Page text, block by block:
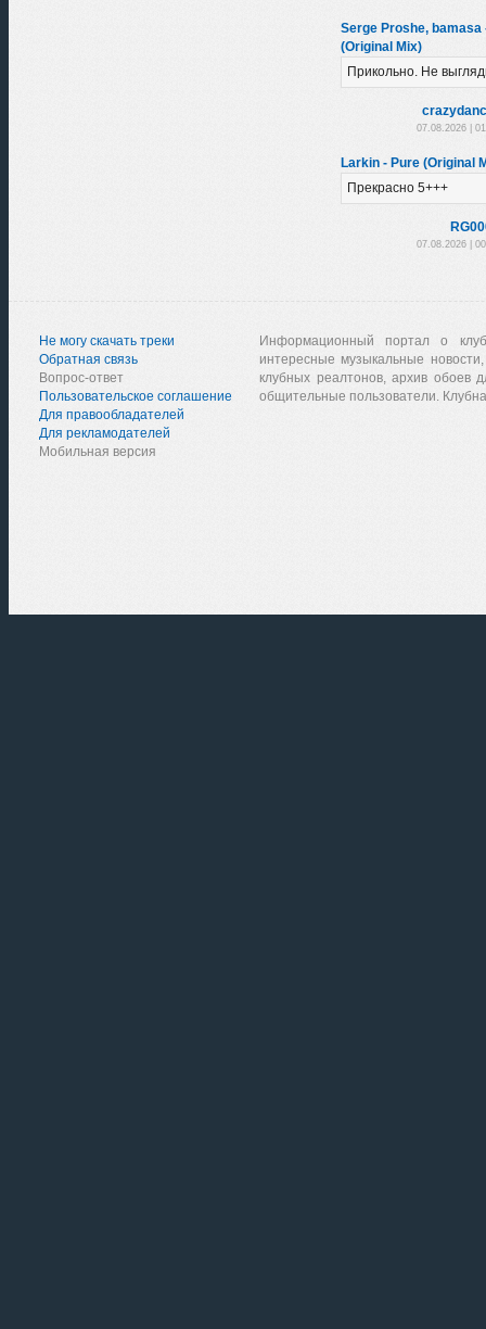
Serge Proshe, bamasa
(Original Mix)
Прикольно. Не
07.08.2026 |
Larkin - Pure (Original
Прекрасно 5+++
07.08.2026 |
Не могу скачать треки
Обратная связь
Вопрос-ответ
Пользовательское соглашение
Для правообладателей
Для рекламодателей
Мобильная версия
Информационный портал о
интересные музыкальные
клубных реалтонов, архив обоев
общительные пользователи.